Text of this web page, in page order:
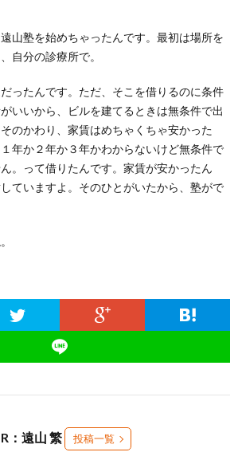
山塾を始めちゃったんです。最初は場所を
自分の診療所で。
ったんです。ただ、そこを借りるのに条件
いいから、ビルを建てるときは無条件で出
のかわり、家賃はめちゃくちゃ安かった
年か２年か３年かわからないけど無条件で
。って借りたんです。家賃が安かったん
ていますよ。そのひとがいたから、塾がで
：遠山 繁 投稿一覧